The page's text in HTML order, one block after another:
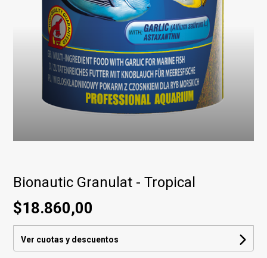
Bionautic Granulat - Tropical
$18.860,00
Ver cuotas y descuentos